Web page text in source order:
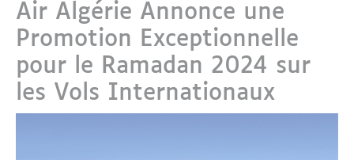
Air Algérie Annonce une
Promotion Exceptionnelle
pour le Ramadan 2024 sur
les Vols Internationaux